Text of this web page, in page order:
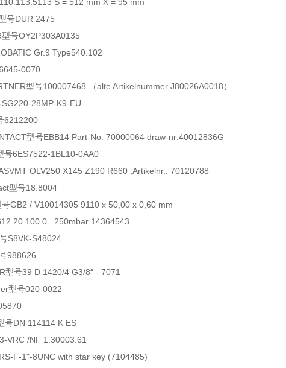
号DUR 2475
号OY2P303A0135
Gr.9 Type540.102
0070
型号100007468 （alte Artikelnummer J80026A0018）
28MP-K9-EU
6212200
型号EBB14 Part-No. 70000064 draw-nr:40012836G
号6ES7522-1BL10-0AA0
OLV250 X145 Z190 R660 ,Artikelnr.: 70120788
型号18.8004
GB2 / V10014305 9110 x 50,00 x 0,60 mm
0...250mbar 14364543
S8VK-S48024
988626
型号39 D 1420/4 G3/8“ - 7071
型号020-0022
号DN 114114 K ES
VRC /NF 1.30003.61
F-1"-8UNC with star key (7104485)